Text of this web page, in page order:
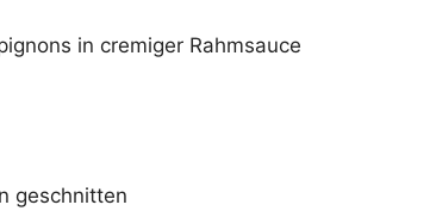
in cremiger Rahmsauce
geschnitten